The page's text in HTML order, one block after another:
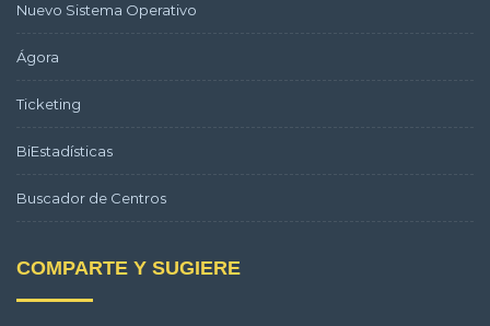
Nuevo Sistema Operativo
Ágora
Ticketing
BiEstadísticas
Buscador de Centros
COMPARTE Y SUGIERE